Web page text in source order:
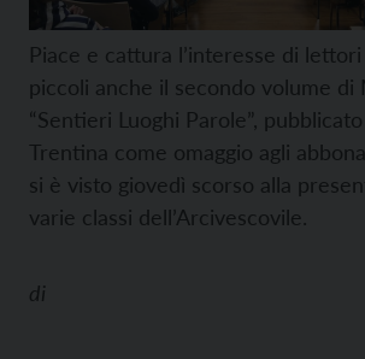
Piace e cattura l’interesse di
piccoli anche il secondo volume
“Sentieri Luoghi Parole”,
Trentina come omaggio agli
si è visto giovedì scorso alla
varie classi dell’Arcivescovile.
di